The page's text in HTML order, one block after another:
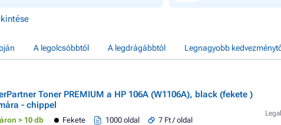
A legolcsóbbtól A legdrágábbtól Legnagyobb
Toner PREMIUM a HP 106A (W1106A), black (fekete )
- chippel
> 10 db Fekete 1000 oldal
7 Ft / oldal